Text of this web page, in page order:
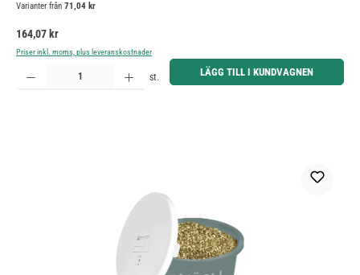
Varianter från 71,04 kr
Ordinarie pris:
164,07 kr
Priser inkl. moms, plus leveranskostnader
Produktkvantitet: Ange önskat belopp eller använd knapparna för att öka eller minska kvantiteten.
st. LÄGG TILL I KUNDVAGNEN